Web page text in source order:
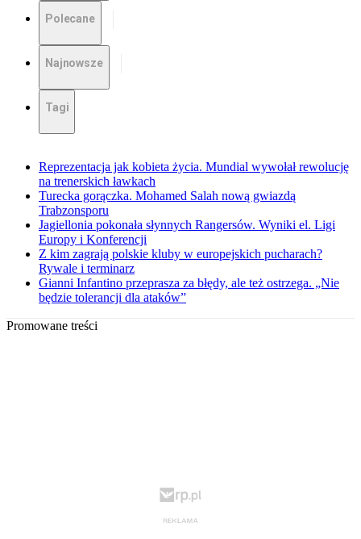
Polecane
Najnowsze
Tagi
Reprezentacja jak kobieta życia. Mundial wywołał rewolucję
na trenerskich ławkach
Turecka gorączka. Mohamed Salah nową gwiazdą
Trabzonsporu
Jagiellonia pokonała słynnych Rangersów. Wyniki el. Ligi
Europy i Konferencji
Z kim zagrają polskie kluby w europejskich pucharach?
Rywale i terminarz
Gianni Infantino przeprasza za błędy, ale też ostrzega. „Nie
będzie tolerancji dla ataków”
Promowane treści